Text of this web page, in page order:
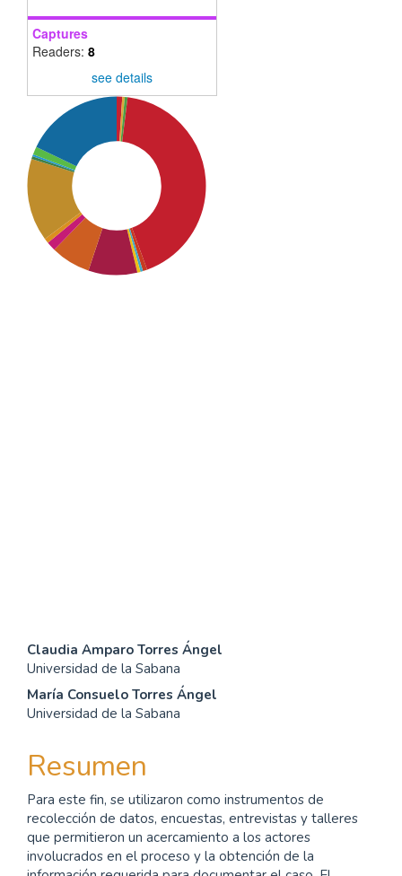
Captures
Readers: 8
see details
Contenido
principal
del
artículo
Claudia Amparo Torres Ángel
Universidad de la Sabana
María Consuelo Torres Ángel
Universidad de la Sabana
Resumen
Para este fin, se utilizaron como instrumentos de
recolección de datos, encuestas, entrevistas y talleres
que permitieron un acercamiento a los actores
involucrados en el proceso y la obtención de la